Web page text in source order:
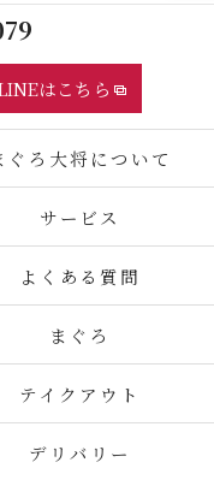
はこちら
ぐろ大将について
サービス
よくある質問
まぐろ
テイクアウト
デリバリー